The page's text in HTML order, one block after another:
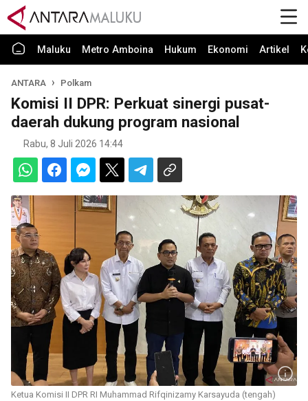
Maluku Metro Amboina Hukum Ekonomi Artikel
ANTARA Polkam
Komisi II DPR: Perkuat sinergi pusat-
daerah dukung program nasional
Rabu, 8 Juli 2026 14:44
Ketua Komisi II DPR RI Muhammad Rifqinizamy Karsayuda (tengah)